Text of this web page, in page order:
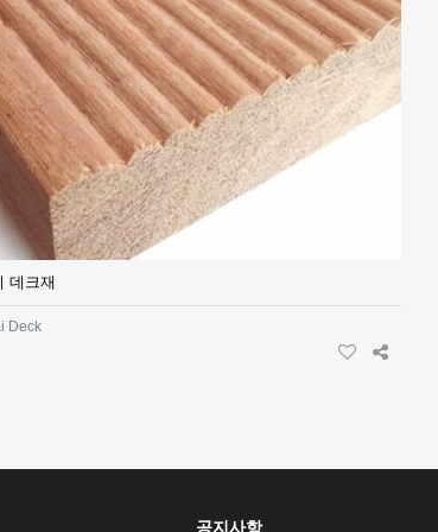
데크재
Deck
공지사항